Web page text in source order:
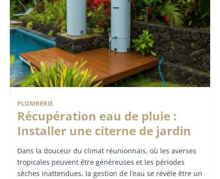
PLOMBERIE
Récupération eau de pluie :
Installer une citerne de jardin
Dans la douceur du climat réunionnais, où les averses
tropicales peuvent être généreuses et les périodes
sèches inattendues, la gestion de l’eau se révèle être un